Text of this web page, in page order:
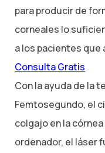
para producir de
corneales lo
a los pacientes que
Consulta Gratis
Con la ayuda de la
Femtosegundo, el
colgajo en la
ordenador, el láser